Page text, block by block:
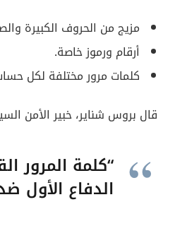
مزيج من الحروف الكبيرة
أرقام ورموز خاصة.
كلمات مرور مختلفة لكل
قال بروس شناير، خبير الأمن
“كلمة المرور
الدفاع الأول